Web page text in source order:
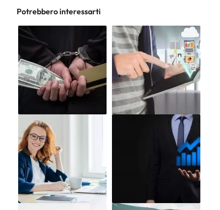
Potrebbero interessarti